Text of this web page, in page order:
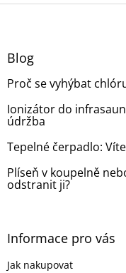
Z
Blog
Proč se vyhýbat
Ionizátor do
údržba
Tepelné čerpadlo:
Plíseň v koupelně
odstranit ji?
Informace pro vás
Jak nakupovat